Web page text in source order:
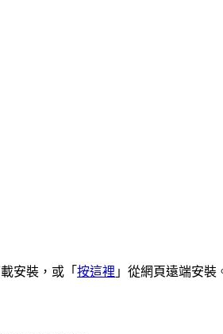
安裝，或「 按這裡 」從網頁遠端安裝